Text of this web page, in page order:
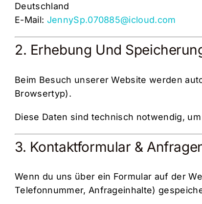
Deutschland
E-Mail: JennySp.070885@icloud.com
2. Erhebung Und
Beim Besuch unserer Website werden
Browsertyp).
Diese Daten sind technisch notwendig,
3. Kontaktformular &
Wenn du uns über ein Formular auf der
Telefonnummer, Anfrageinhalte)